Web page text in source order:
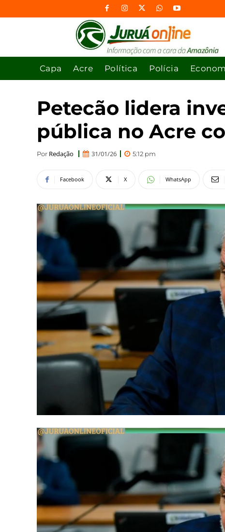
Capa Acre Política Polícia
Petecão lidera
pública no Acre
Por Redação 31/01/26 5:12 pm
Facebook X WhatsApp